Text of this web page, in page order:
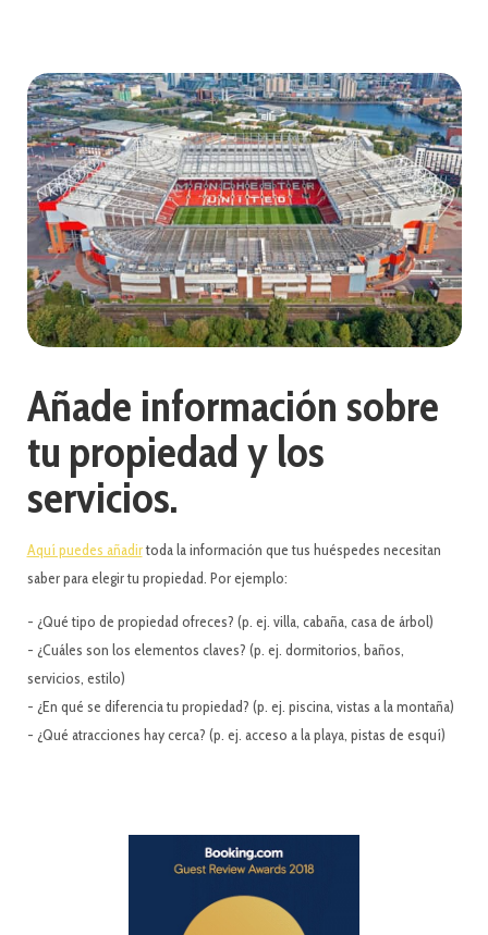
Añade información sobre
tu propiedad y los
servicios.
Aquí puedes añadirtoda la información que tus huéspedes necesitan
saber para elegir tu propiedad. Por ejemplo:
- ¿Qué tipo de propiedad ofreces? (p. ej. villa, cabaña, casa de árbol)
- ¿Cuáles son los elementos claves? (p. ej. dormitorios, baños,
servicios, estilo)
- ¿En qué se diferencia tu propiedad? (p. ej. piscina, vistas a la montaña)
- ¿Qué atracciones hay cerca? (p. ej. acceso a la playa, pistas de esquí)